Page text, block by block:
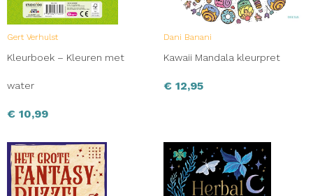
Gert Verhulst
Kleurboek – Kleuren met
water
€ 10,99
Dani Banani
Kawaii Mandala kleurpret
€ 12,95